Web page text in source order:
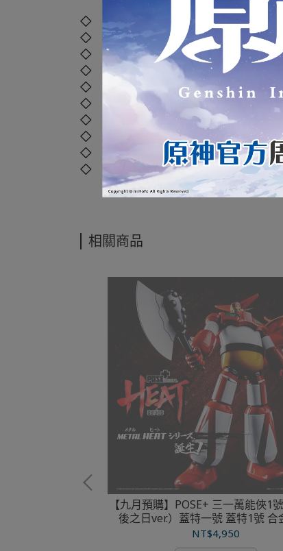
◇ 品牌：萬代 BANDAI
◇ 材質：塑膠、聚苯乙烯、聚乙烯、聚
◇ 外盒尺寸：.cm
◇ 年齡：4歲以上
◇ 貨號：B5068852
◇ 國際碼：
◇ 本產品如拆封或之後壓損後即無法恢
◇ 運送過程外盒偶有碰撞擠壓，但並不
◇ 商品照片僅供參考，以實際出貨商品
◇ 商品經拆封後，如有任何商品問題，可
相關商品
【九月預購】POSE+ 三一萬能俠1
後之日ver.）蓋特一號 蓋特1號 合
NT$4,950